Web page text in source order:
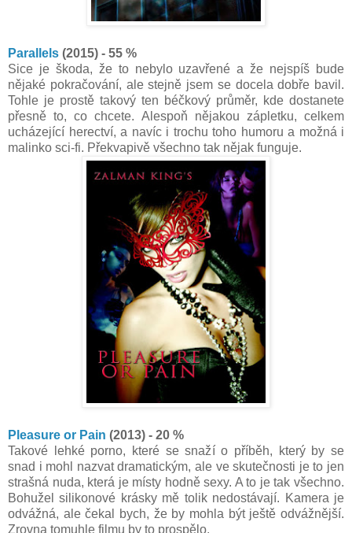
Parallels (2015) - 55 %
Sice je škoda, že to nebylo uzavřené a že nejspíš bude
nějaké pokračování, ale stejně jsem se docela dobře bavil.
Tohle je prostě takový ten béčkový průměr, kde dostanete
přesně to, co chcete. Alespoň nějakou zápletku, celkem
ucházející herectví, a navíc i trochu toho humoru a možná i
malinko sci-fi. Překvapivě všechno tak nějak funguje.
Pleasure or Pain (2013) - 20 %
Takové lehké porno, které se snaží o příběh, který by se
snad i mohl nazvat dramatickým, ale ve skutečnosti je to jen
strašná nuda, která je místy hodně sexy. A to je tak všechno.
Bohužel silikonové krásky mě tolik nedostávají. Kamera je
odvážná, ale čekal bych, že by mohla být ještě odvážnější.
Zrovna tomuhle filmu by to prospělo.